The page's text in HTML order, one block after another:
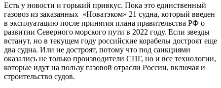
Есть у новости и горький привкус. Пока это единственный
газовоз из заказанных «Новатэком» 21 судна, который введен
в эксплуатацию после принятия плана правительства РФ о
развитии Северного морского пути в 2022 году. Если звезды
встанут, но в текущем году российские корабелы достроят еще
два судна. Или не достроят, потому что под санкциями
оказались не только производители СПГ, но и все технологии,
которые идут на пользу газовой отрасли России, включая и
строительство судов.